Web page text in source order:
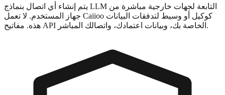
يتم إنشاء أي اتصال بنماذج LLM التابعة لجهات خارجية مباشرة من
جهاز المستخدم. لا تعمل Caiioo كوكيل أو وسيط لتدفقات البيانات
هذه. مفاتيح API الخاصة بك، وبيانات اعتمادك، واتصالك المباشر.